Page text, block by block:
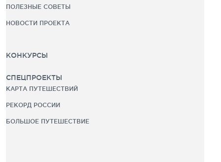
ПОЛЕЗНЫЕ СОВЕТЫ
НОВОСТИ ПРОЕКТА
КОНКУРСЫ
СПЕЦПРОЕКТЫ
КАРТА ПУТЕШЕСТВИЙ
РЕКОРД РОССИИ
БОЛЬШОЕ ПУТЕШЕСТВИЕ